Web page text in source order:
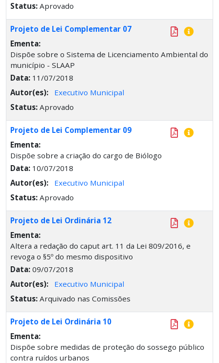
Status: Aprovado
Projeto de Lei Complementar 07
Ementa:
Dispõe sobre o Sistema de Licenciamento Ambiental do
município - SLAAP
Data: 11/07/2018
Autor(es):
Executivo Municipal
Status: Aprovado
Projeto de Lei Complementar 09
Ementa:
Dispõe sobre a criação do cargo de Biólogo
Data: 10/07/2018
Autor(es):
Executivo Municipal
Status: Aprovado
Projeto de Lei Ordinária 12
Ementa:
Altera a redação do caput art. 11 da Lei 809/2016, e
revoga o §5º do mesmo dispositivo
Data: 09/07/2018
Autor(es):
Executivo Municipal
Status: Arquivado nas Comissões
Projeto de Lei Ordinária 10
Ementa:
Dispõe sobre medidas de proteção do sossego público
contra ruídos urbanos